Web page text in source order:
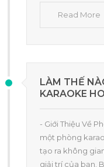
Read More
LÀM THẾ
KARAOKE
- Giới Thiệu Về
một phòng
tạo ra không
giải trí của bạn.